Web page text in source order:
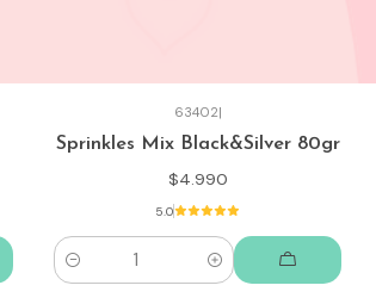
63402|
Sprinkles Mix Black&Silver 80gr
$4.990
5.0
Cantidad